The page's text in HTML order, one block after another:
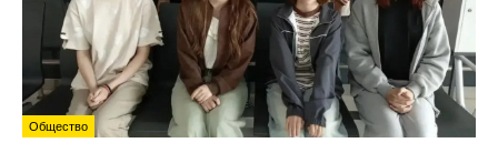
Общество